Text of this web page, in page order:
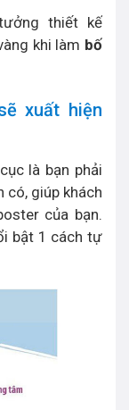
thiết kế
khi làm bố
xuất hiện
là bạn phải
giúp khách
của bạn.
bật 1 cách tự